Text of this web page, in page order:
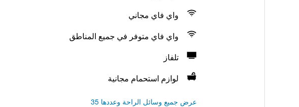
واي فاي مجاني
واي فاي متوفر في جميع المناطق
تلفاز
لوازم استحمام مجانية
عرض جميع وسائل الراحة وعددها 35